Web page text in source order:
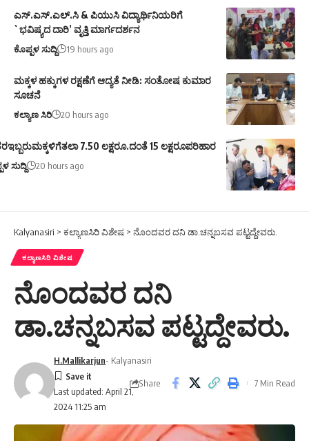
ಎಸ್.ಎಸ್.ಎಲ್.ಸಿ & ಪಿಯುಸಿ ವಿದ್ಯಾರ್ಥಿನಿಯರಿಗೆ
`ಭವಿಷ್ಯದ ದಾರಿ’ ವೃತ್ತಿ ಮಾರ್ಗದರ್ಶನ
ಕೊಪ್ಪಳ ಸುದ್ದಿ 19 hours ago
ಮಕ್ಕಳ ಹಕ್ಕುಗಳ ರಕ್ಷಣೆಗೆ ಆದ್ಯತೆ ನೀಡಿ: ಸಂತೋಷ ಕುಮಾರ
ಸೂಚನೆ
ಕಲ್ಯಾಣ ಸಿರಿ 20 hours ago
7.50 ಲಕ್ಷರೂ.ದಂತೆ 15 ಲಕ್ಷರೂಪರಿಹಾರ
ಸುದ್ದಿ 20 hours ago
Kalyanasiri > ಕಲ್ಯಾಣಸಿರಿ ವಿಶೇಷ > ನೊಂದವರ ದನಿ ಡಾ.ಚನ್ನಬಸವ ಪಟ್ಟದ್ದೇವರು.
ಕಲ್ಯಾಣಸಿರಿ ವಿಶೇಷ
ನೊಂದವರ ದನಿ
ಡಾ.ಚನ್ನಬಸವ ಪಟ್ಟದ್ದೇವರು.
Last updated: April 21,
2024 11:25 am
H.Mallikarjun- Kalyanasiri
Share 7 Min Read